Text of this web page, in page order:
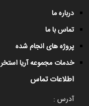
درباره ما
تماس با ما
پروژه های انجام شده
خدمات مجموعه آریا استخر
اطلاعات تماس
آدرس :